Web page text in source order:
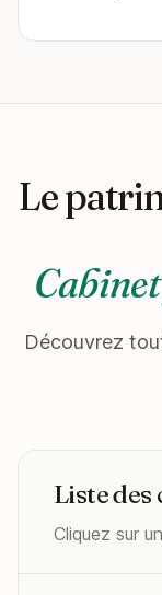
Le
Découvrez
Liste
Cliquez sur